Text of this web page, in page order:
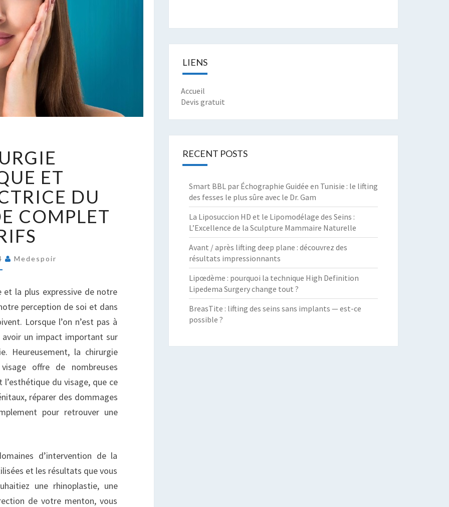
ET
DU
COMPLET
Medespoir
la plus expressive de notre
perception de soi et dans
Lorsque l’on n’est pas à
avoir un impact important sur
Heureusement, la chirurgie
offre de nombreuses
du visage, que ce
réparer des dommages
pour retrouver une
d’intervention de la
et les résultats que vous
une rhinoplastie, une
de votre menton, vous
LIENS
Accueil
Devis gratuit
RECENT POSTS
Smart BBL par Échographie Guidée en Tunisie : le lifting
des fesses le plus sûre avec le Dr. Gam
La Liposuccion HD et le Lipomodélage des Seins :
L’Excellence de la Sculpture Mammaire Naturelle
Avant / après lifting deep plane : découvrez des
résultats impressionnants
Lipœdème : pourquoi la technique High Definition
Lipedema Surgery change tout ?
BreasTite : lifting des seins sans implants — est-ce
possible ?